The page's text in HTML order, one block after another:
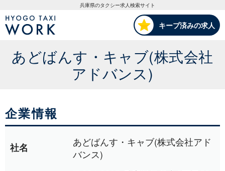
HYOGO TAXI WORK
兵庫県のタクシー求人検索サイト
キープ済みの求人
あどばんす・キャブ(株式会社
アドバンス)
企業情報
社名
あどばんす・キャブ(株式会社アド
バンス)